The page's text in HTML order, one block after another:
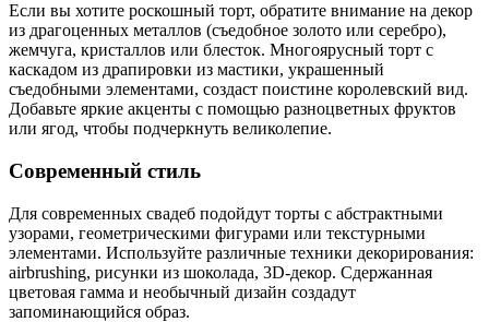
Если вы хотите роскошный торт, обратите внимание на декор
из драгоценных металлов (съедобное золото или серебро),
жемчуга, кристаллов или блесток. Многоярусный торт с
каскадом из драпировки из мастики, украшенный
съедобными элементами, создаст поистине королевский вид.
Добавьте яркие акценты с помощью разноцветных фруктов
или ягод, чтобы подчеркнуть великолепие.
Современный стиль
Для современных свадеб подойдут торты с абстрактными
узорами, геометрическими фигурами или текстурными
элементами. Используйте различные техники декорирования:
airbrushing, рисунки из шоколада, 3D-декор. Сдержанная
цветовая гамма и необычный дизайн создадут
запоминающийся образ.